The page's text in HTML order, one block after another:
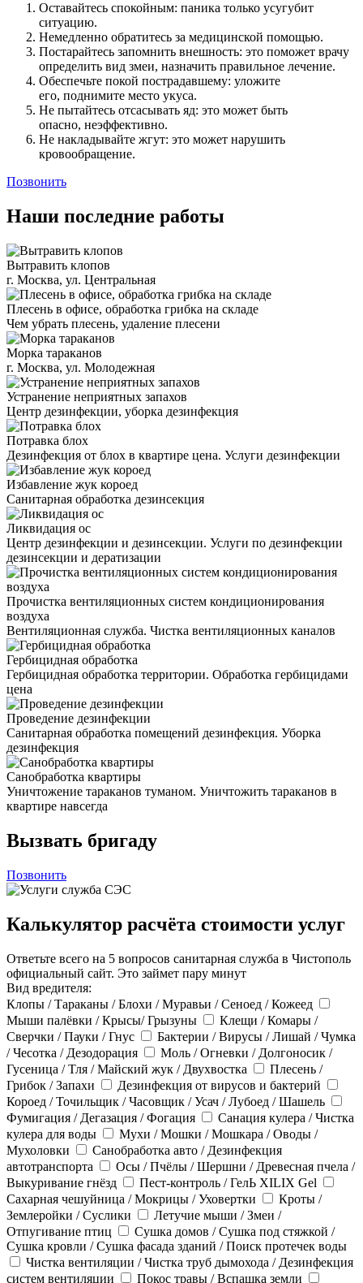
Оставайтесь спокойным: паника только усугубит
ситуацию.
Немедленно обратитесь за медицинской помощью.
Постарайтесь запомнить внешность: это поможет врачу
определить вид змеи, назначить правильное лечение.
Обеспечьте покой пострадавшему: уложите
его, поднимите место укуса.
Не пытайтесь отсасывать яд: это может быть
опасно, неэффективно.
Не накладывайте жгут: это может нарушить
кровообращение.
Позвонить
Наши последние работы
Вытравить клопов
г. Москва, ул. Центральная
Плесень в офисе, обработка грибка на складе
Чем убрать плесень, удаление плесени
Морка тараканов
г. Москва, ул. Молодежная
Устранение неприятных запахов
Центр дезинфекции, уборка дезинфекция
Потравка блох
Дезинфекция от блох в квартире цена. Услуги дезинфекции
Избавление жук короед
Санитарная обработка дезинсекция
Ликвидация ос
Центр дезинфекции и дезинсекции. Услуги по дезинфекции
дезинсекции и дератизации
Прочистка вентиляционных систем кондиционирования
воздуха
Вентиляционная служба. Чистка вентиляционных каналов
Гербицидная обработка
Гербицидная обработка территории. Обработка гербицидами
цена
Проведение дезинфекции
Санитарная обработка помещений дезинфекция. Уборка
дезинфекция
Санобработка квартиры
Уничтожение тараканов туманом. Уничтожить тараканов в
квартире навсегда
Вызвать бригаду
Позвонить
Калькулятор расчёта стоимости услуг
Ответьте всего на 5 вопросов санитарная служба в Чистополь
официальный сайт. Это займет пару минут
Вид вредителя:
Клопы / Тараканы / Блохи / Муравьи / Сеноед / Кожеед
Мыши палёвки / Крысы/ Грызуны
Клещи / Комары /
Сверчки / Пауки / Гнус
Бактерии / Вирусы / Лишай / Чумка
/ Чесотка / Дезодорация
Моль / Огневки / Долгоносик /
Гусеница / Тля / Майский жук / Двухвостка
Плесень /
Грибок / Запахи
Дезинфекция от вирусов и бактерий
Короед / Точильщик / Часовщик / Усач / Лубоед / Шашель
Фумигация / Дегазация / Фогация
Санация кулера / Чистка
кулера для воды
Мухи / Мошки / Мошкара / Оводы /
Мухоловки
Санобработка авто / Дезинфекция
автотранспорта
Осы / Пчёлы / Шершни / Древесная пчела /
Выкуривание гнёзд
Пест-контроль / ГелЬ XILIX Gel
Сахарная чешуйница / Мокрицы / Уховертки
Кроты /
Землеройки / Суслики
Летучие мыши / Змеи /
Отпугивание птиц
Сушка домов / Сушка под стяжкой /
Сушка кровли / Сушка фасада зданий / Поиск протечек воды
Чистка вентиляции / Чистка труб дымохода / Дезинфекция
систем вентиляции
Покос травы / Вспашка земли